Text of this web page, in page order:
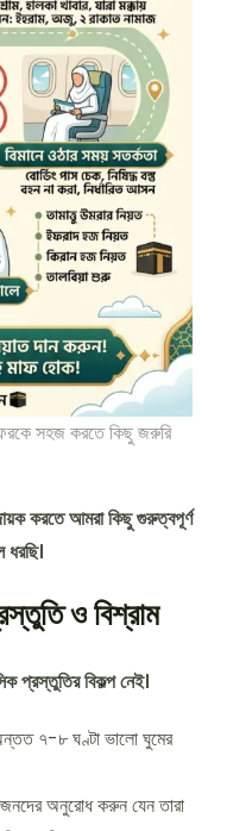
সহজ করতে কিছু জরুরি
করতে আমরা কিছু গুরুত্বপূর্ণ
ও বিশ্রাম
প্রস্তুতির বিকল্প নেই।
৭-৮ ঘণ্টা ভালো ঘুমের
অনুরোধ করুন যেন তারা